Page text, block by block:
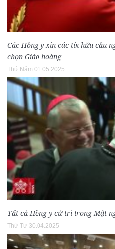
Các Hồng y xin các tín hữu cầu
chọn Giáo hoàng
Thứ Năm 01.05.2025
Tất cả Hồng y cử tri trong Mật
Thứ Tư 30.04.2025